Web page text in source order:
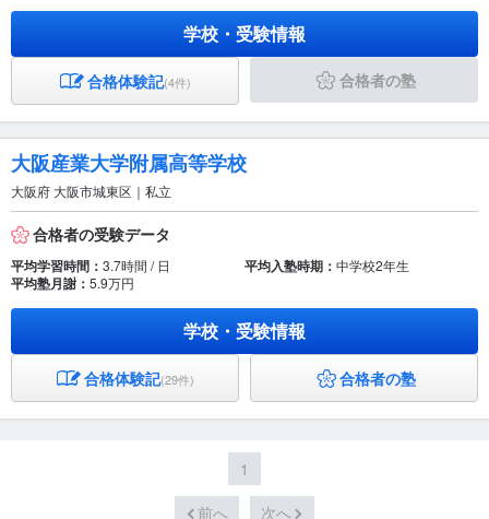
学校・受験情報
合格体験記(4件) 合格者の塾
大阪産業大学附属高等学校
大阪府 大阪市城東区｜私立
合格者の受験データ
平均学習時間： 3.7時間 / 日 平均入塾時期： 中学校2年生
平均塾月謝： 5.9万円
学校・受験情報
合格体験記(29件) 合格者の塾
1
前へ 次へ